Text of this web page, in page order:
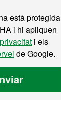
està protegida
i hi apliquen
i els
de Google.